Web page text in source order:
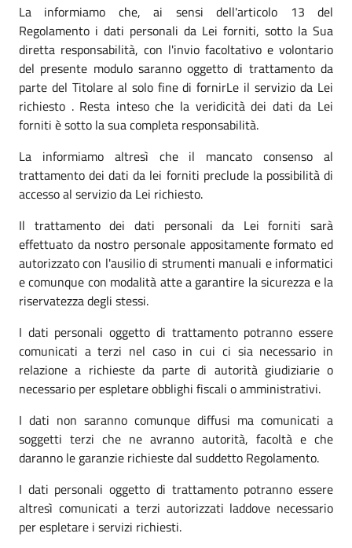
La informiamo che, ai sensi dell'articolo 13 del
Regolamento i dati personali da Lei forniti, sotto la Sua
diretta responsabilità, con l'invio facoltativo e volontario
del presente modulo saranno oggetto di trattamento da
parte del Titolare al solo fine di fornirLe il servizio da Lei
richiesto . Resta inteso che la veridicità dei dati da Lei
forniti è sotto la sua completa responsabilità.
La informiamo altresì che il mancato consenso al
trattamento dei dati da lei forniti preclude la possibilità di
accesso al servizio da Lei richiesto.
Il trattamento dei dati personali da Lei forniti sarà
effettuato da nostro personale appositamente formato ed
autorizzato con l'ausilio di strumenti manuali e informatici
e comunque con modalità atte a garantire la sicurezza e la
riservatezza degli stessi.
I dati personali oggetto di trattamento potranno essere
comunicati a terzi nel caso in cui ci sia necessario in
relazione a richieste da parte di autorità giudiziarie o
necessario per espletare obblighi fiscali o amministrativi.
I dati non saranno comunque diffusi ma comunicati a
soggetti terzi che ne avranno autorità, facoltà e che
daranno le garanzie richieste dal suddetto Regolamento.
I dati personali oggetto di trattamento potranno essere
altresì comunicati a terzi autorizzati laddove necessario
per espletare i servizi richiesti.